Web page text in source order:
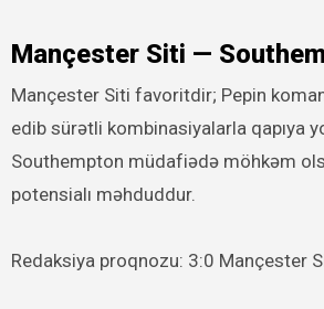
Mançester Siti —
Mançester Siti favoritdir; Pepin
edib sürətli kombinasiyalarla qapıya
Southempton müdafiədə möhkəm
potensialı məhduddur.
Redaksiya proqnozu: 3:0 Mançester